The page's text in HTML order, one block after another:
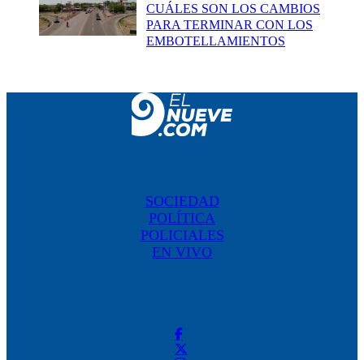
CUÁLES SON LOS CAMBIOS
PARA TERMINAR CON LOS
EMBOTELLAMIENTOS
SOCIEDAD
POLÍTICA
POLICIALES
EN VIVO